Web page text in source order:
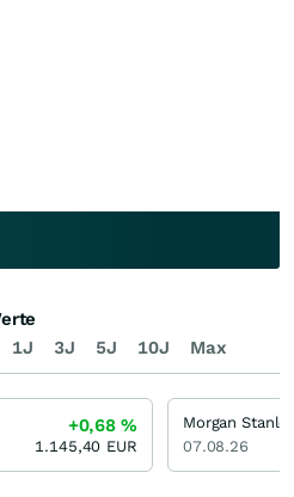
1J 3J 5J 10J Max
+0,68%
1.145,40 EUR
Morgan
07.08.26